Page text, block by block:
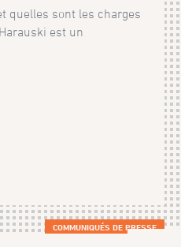
quelles sont les charges
est un
COMMUNIQUÉS DE PRESSE